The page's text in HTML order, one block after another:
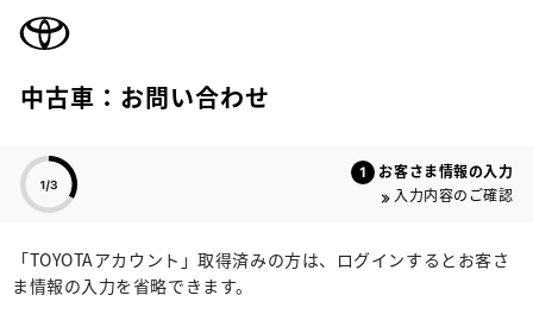
中古車：お問い合わせ
お客さま情報の入力
入力内容のご確認
「TOYOTAアカウント」取得済みの方は、ログインするとお客さ
ま情報の入力を省略できます。